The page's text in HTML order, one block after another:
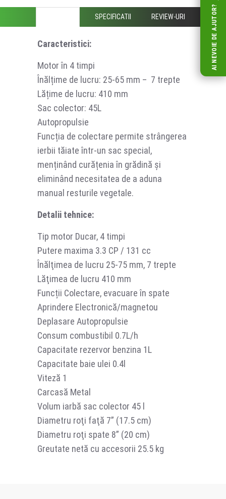
SPECIFICATII REVIEW-URI
Caracteristici:
Motor în 4 timpi
Înălțime de lucru: 25-65 mm – 7 trepte
Lățime de lucru: 410 mm
Sac colector: 45L
Autopropulsie
Funcția de colectare permite strângerea
ierbii tăiate într-un sac special,
menținând curățenia în grădină și
eliminând necesitatea de a aduna
manual resturile vegetale.
Detalii tehnice:
Tip motor Ducar, 4 timpi
Putere maxima 3.3 CP / 131 cc
Înălţimea de lucru 25-75 mm, 7 trepte
Lăţimea de lucru 410 mm
Funcții Colectare, evacuare în spate
Aprindere Electronică/magnetou
Deplasare Autopropulsie
Consum combustibil 0.7L/h
Capacitate rezervor benzina 1L
Capacitate baie ulei 0.4l
Viteză 1
Carcasă Metal
Volum iarbă sac colector 45 l
Diametru roţi faţă 7” (17.5 cm)
Diametru roţi spate 8” (20 cm)
Greutate netă cu accesorii 25.5 kg
AI NEVOIE DE AJUTOR?